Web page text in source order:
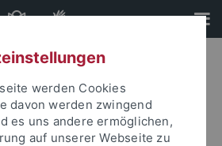
Fakultät
werden Cookies
davon werden zwingend
es uns andere ermöglichen,
auf unserer Webseite zu